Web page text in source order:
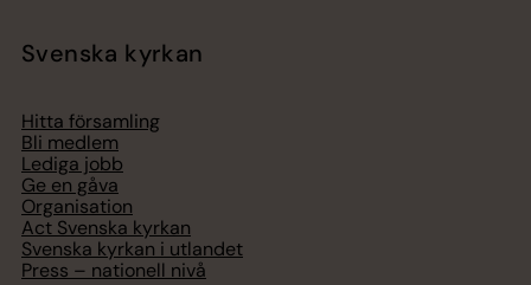
Svenska kyrkan
Hitta församling
Bli medlem
Lediga jobb
Ge en gåva
Organisation
Act Svenska kyrkan
Svenska kyrkan i utlandet
Press – nationell nivå